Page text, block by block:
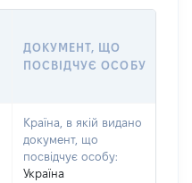
ДОКУМЕНТ, ЩО
ПОСВІДЧУЄ ОСОБУ
Країна, в якій видано
документ, що
посвідчує особу:
Україна